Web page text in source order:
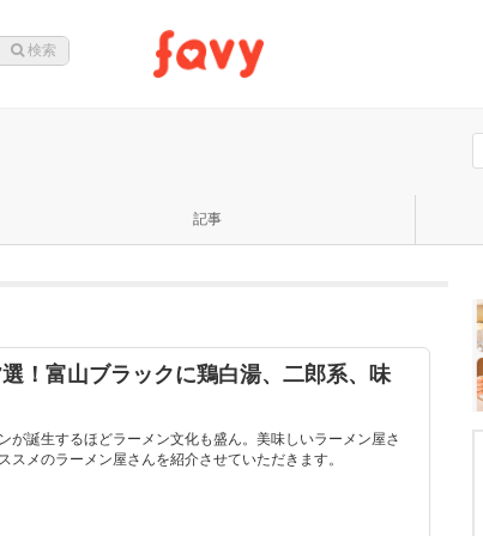
記事
！富山ブラックに鶏白湯、二郎系、味
が誕生するほどラーメン文化も盛ん。美味しいラーメン屋さ
メのラーメン屋さんを紹介させていただきます。